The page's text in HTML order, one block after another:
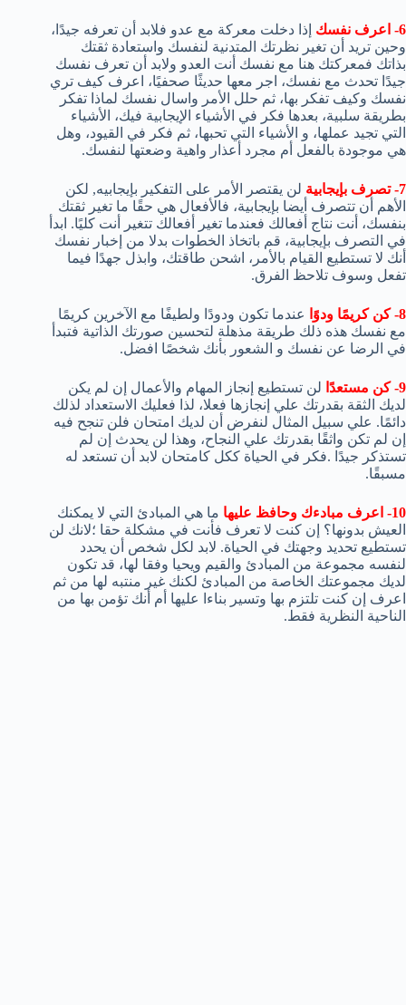
6- اعرف نفسك
إذا دخلت معركة مع عدو فلابد أن تعرفه جيدًا،
وحين تريد أن تغير نظرتك المتدنية لنفسك واستعادة ثقتك
بذاتك فمعركتك هنا مع نفسك أنت العدو ولابد أن تعرف نفسك
جيدًا تحدث مع نفسك، اجر معها حديثًا صحفيًا، اعرف كيف تري
نفسك وكيف تفكر بها، ثم حلل الأمر واسال نفسك لماذا تفكر
بطريقة سلبية، بعدها فكر في الأشياء الإيجابية فيك، الأشياء
التي تجيد عملها، و الأشياء التي تحبها، ثم فكر في القيود، وهل
هي موجودة بالفعل أم مجرد أعذار واهية وضعتها لنفسك.
7- تصرف بإيجابية
لن يقتصر الأمر على التفكير بإيجابيه, لكن
الأهم أن تتصرف أيضا بإيجابية، فالأفعال هي حقًا ما تغير ثقتك
بنفسك، أنت نتاج أفعالك فعندما تغير أفعالك تتغير أنت كليًا. ابدأ
في التصرف بإيجابية، قم باتخاذ الخطوات بدلا من إخبار نفسك
أنك لا تستطيع القيام بالأمر، اشحن طاقتك، وابذل جهدًا فيما
تفعل وسوف تلاحظ الفرق.
8- كن كريمًا ودوًا
عندما تكون ودودًا ولطيفًا مع الآخرين كريمًا
مع نفسك هذه ذلك طريقة مذهلة لتحسين صورتك الذاتية فتبدأ
في الرضا عن نفسك و الشعور بأنك شخصًا افضل.
9- كن مستعدًا
لن تستطيع إنجاز المهام والأعمال إن لم يكن
لديك الثقة بقدرتك علي إنجازها فعلا، لذا فعليك الاستعداد لذلك
دائمًا. علي سبيل المثال لنفرض أن لديك امتحان فلن تنجح فيه
إن لم تكن واثقًا بقدرتك علي النجاح، وهذا لن يحدث إن لم
تستذكر جيدًا .فكر في الحياة ككل كامتحان لابد أن تستعد له
مسبقًا.
10- اعرف مبادءك وحافظ عليها
ما هي المبادئ التي لا يمكنك
العيش بدونها؟ إن كنت لا تعرف فأنت في مشكلة حقا ؛لانك لن
تستطيع تحديد وجهتك في الحياة. لابد لكل شخص أن يحدد
لنفسه مجموعة من المبادئ والقيم ويحيا وفقا لها، قد تكون
لديك مجموعتك الخاصة من المبادئ لكنك غير منتبه لها من ثم
اعرف إن كنت تلتزم بها وتسير بناءا عليها أم أنك تؤمن بها من
الناحية النظرية فقط.